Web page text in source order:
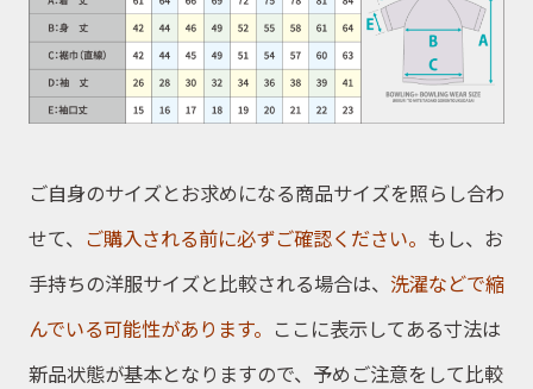
ご自身のサイズとお求めになる商品サイズを照らし合わ
せて、 ご購入される前に必ずご確認ください。 もし、お
手持ちの洋服サイズと比較される場合は、 洗濯などで縮
んでいる可能性があります。 ここに表示してある寸法は
新品状態が基本となりますので、予めご注意をして比較